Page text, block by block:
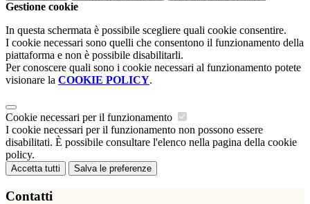
Gestione cookie
In questa schermata è possibile scegliere quali cookie consentire.
I cookie necessari sono quelli che consentono il funzionamento della
piattaforma e non è possibile disabilitarli.
Per conoscere quali sono i cookie necessari al funzionamento potete
visionare la COOKIE POLICY.
Cookie necessari per il funzionamento
I cookie necessari per il funzionamento non possono essere
disabilitati. È possibile consultare l'elenco nella pagina della cookie
policy.
Accetta tutti Salva le preferenze
Contatti